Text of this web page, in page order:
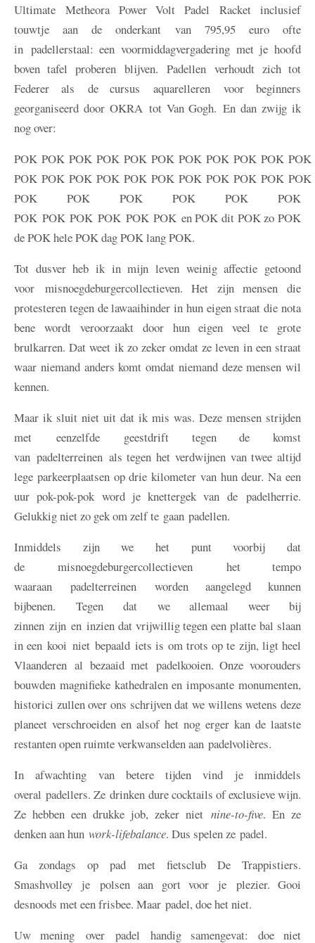
Ultimate Metheora Power Volt Padel Racket inclusief
touwtje aan de onderkant van 795,95 euro ofte
in padellerstaal: een voormiddagvergadering met je hoofd
boven tafel proberen blijven. Padellen verhoudt zich tot
Federer als de cursus aquarelleren voor beginners
georganiseerd door OKRA tot Van Gogh. En dan zwijg ik
nog over:
POK POK POK POK POK POK POK POK POK POK
POK POK POK POK POK POK POK POK POK POK
POK POK POK POK POK POK
POK POK POK POK POK POK en POK dit POK zo POK
de POK hele POK dag POK lang POK.
Tot dusver heb ik in mijn leven weinig affectie getoond
voor misnoegdeburgercollectieven. Het zijn mensen die
protesteren tegen de lawaaihinder in hun eigen straat die nota
bene wordt veroorzaakt door hun eigen veel te grote
brulkarren. Dat weet ik zo zeker omdat ze leven in een straat
waar niemand anders komt omdat niemand deze mensen wil
kennen.
Maar ik sluit niet uit dat ik mis was. Deze mensen strijden
met eenzelfde geestdrift tegen de komst
van padelterreinen als tegen het verdwijnen van twee altijd
lege parkeerplaatsen op drie kilometer van hun deur. Na een
uur pok-pok-pok word je knettergek van de padelherrie.
Gelukkig niet zo gek om zelf te gaan padellen.
Inmiddels zijn we het punt voorbij dat
de misnoegdeburgercollectieven het tempo
waaraan padelterreinen worden aangelegd kunnen
bijbenen. Tegen dat we allemaal weer bij
zinnen zijn en inzien dat vrijwillig tegen een platte bal slaan
in een kooi niet bepaald iets is om trots op te zijn, ligt heel
Vlaanderen al bezaaid met padelkooien. Onze voorouders
bouwden magnifieke kathedralen en imposante monumenten,
historici zullen over ons schrijven dat we willens wetens deze
planeet verschroeiden en alsof het nog erger kan de laatste
restanten open ruimte verkwanselden aan padelvolières.
In afwachting van betere tijden vind je inmiddels
overal padellers. Ze drinken dure cocktails of exclusieve wijn.
Ze hebben een drukke job, zeker niet nine-to-five. En ze
denken aan hun work-lifebalance. Dus spelen ze padel.
Ga zondags op pad met fietsclub De Trappistiers.
Smashvolley je polsen aan gort voor je plezier. Gooi
desnoods met een frisbee. Maar padel, doe het niet.
Uw mening over padel handig samengevat: doe niet